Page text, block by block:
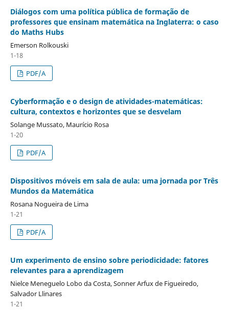
Diálogos com uma política pública de formação de
professores que ensinam matemática na Inglaterra: o caso
do Maths Hubs
Emerson Rolkouski
1-18
PDF/A
Cyberformação e o design de atividades-matemáticas:
cultura, contextos e horizontes que se desvelam
Solange Mussato, Maurício Rosa
1-20
PDF/A
Dispositivos móveis em sala de aula: uma jornada por Três
Mundos da Matemática
Rosana Nogueira de Lima
1-21
PDF/A
Um experimento de ensino sobre periodicidade: fatores
relevantes para a aprendizagem
Nielce Meneguelo Lobo da Costa, Sonner Arfux de Figueiredo,
Salvador Llinares
1-21